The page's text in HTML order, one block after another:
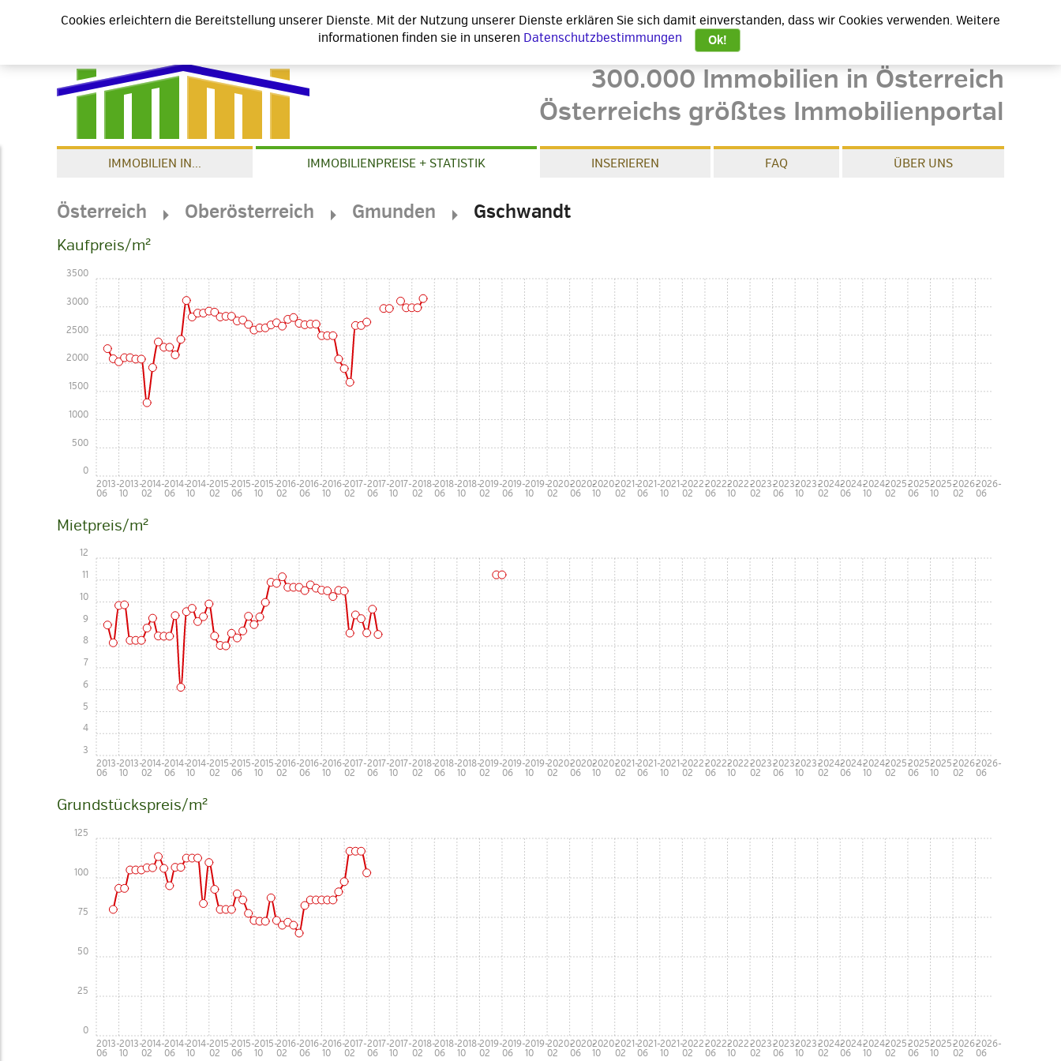
300.000 Immobilien in Österreich
Österreichs größtes Immobilienportal
IMMOBILIEN IN... IMMOBILIENPREISE + STATISTIK INSERIEREN FAQ ÜBER UNS
Österreich Oberösterreich Gmunden Gschwandt
Kaufpreis/m²
2013-
06
2013-
10
2014-
02
2014-
06
2014-
10
2015-
02
2015-
06
2015-
10
2016-
02
2016-
06
2016-
10
2017-
02
2017-
06
2017-
10
2018-
02
2018-
06
2018-
10
2019-
02
2019-
06
2019-
10
2020-
02
2020-
06
2020-
10
2021-
02
2021-
06
2021-
10
2022-
02
2022-
06
2022-
10
2023-
02
2023-
06
2023-
10
2024-
02
2024-
06
2024-
10
2025-
02
2025-
06
2025-
10
2026-
02
2026-
06
0
500
1000
1500
2000
2500
3000
3500
Mietpreis/m²
2013-
06
2013-
10
2014-
02
2014-
06
2014-
10
2015-
02
2015-
06
2015-
10
2016-
02
2016-
06
2016-
10
2017-
02
2017-
06
2017-
10
2018-
02
2018-
06
2018-
10
2019-
02
2019-
06
2019-
10
2020-
02
2020-
06
2020-
10
2021-
02
2021-
06
2021-
10
2022-
02
2022-
06
2022-
10
2023-
02
2023-
06
2023-
10
2024-
02
2024-
06
2024-
10
2025-
02
2025-
06
2025-
10
2026-
02
2026-
06
3
4
5
6
7
8
9
10
11
12
Grundstückspreis/m²
2013-
06
2013-
10
2014-
02
2014-
06
2014-
10
2015-
02
2015-
06
2015-
10
2016-
02
2016-
06
2016-
10
2017-
02
2017-
06
2017-
10
2018-
02
2018-
06
2018-
10
2019-
02
2019-
06
2019-
10
2020-
02
2020-
06
2020-
10
2021-
02
2021-
06
2021-
10
2022-
02
2022-
06
2022-
10
2023-
02
2023-
06
2023-
10
2024-
02
2024-
06
2024-
10
2025-
02
2025-
06
2025-
10
2026-
02
2026-
06
0
25
50
75
100
125
Cookies erleichtern die Bereitstellung unserer Dienste. Mit der Nutzung unserer Dienste erklären Sie sich damit einverstanden, dass wir Cookies verwenden. Weitere
informationen finden sie in unseren Datenschutzbestimmungen Ok!